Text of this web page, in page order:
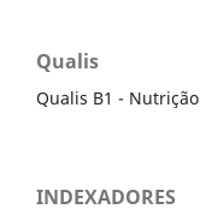
Qualis
Qualis B1 - Nutrição
INDEXADORES